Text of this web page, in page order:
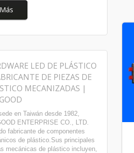
Más
LED DE PLÁSTICO
DE PIEZAS DE
MECANIZADAS |
en Taiwán desde 1982,
ENTERPRISE CO., LTD.
fabricante de componentes
de plástico.Sus principales
mecánicas de plástico incluyen,